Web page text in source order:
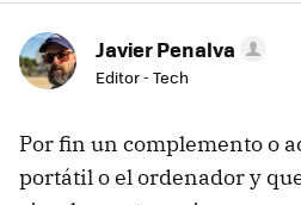
Javier Penalva
Editor - Tech
Por fin un complemento o
portátil o el ordenador y